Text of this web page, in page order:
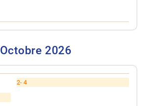
Octobre 2026
PrixLieu
2- 4